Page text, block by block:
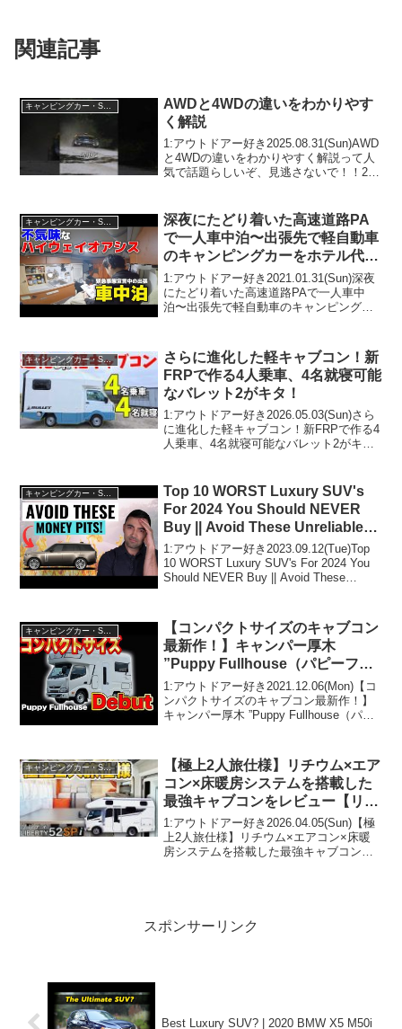
関連記事
キャンピングカー・SUV人気車種
AWDと4WDの違いをわかりやす
く解説
1:アウトドアー好き2025.08.31(Sun)AWD
と4WDの違いをわかりやすく解説って人
気で話題らしいぞ、見逃さないで！！2:
2025.08.31(...
キャンピングカー・SUV人気車種
深夜にたどり着いた高速道路PA
で一人車中泊〜出張先で軽自動車
のキャンピングカーをホテル代わ
りに使うおっさん冬物語〜
1:アウトドアー好き2021.01.31(Sun)深夜
にたどり着いた高速道路PAで一人車中
泊〜出張先で軽自動車のキャンピングカ
いで！！2:アウトドアー好き2021.01....
キャンピングカー・SUV人気車種
さらに進化した軽キャブコン！新
FRPで作る4人乗車、4名就寝可能
なバレット2がキタ！
1:アウトドアー好き2026.05.03(Sun)さら
に進化した軽キャブコン！新FRPで作る4
人乗車、4名就寝可能なバレット2がキ
2026.05.03(Sun)この動画は注目で...
キャンピングカー・SUV人気車種
Top 10 WORST Luxury SUV's
For 2024 You Should NEVER
Buy || Avoid These Unreliable
Money Pits
1:アウトドアー好き2023.09.12(Tue)Top
10 WORST Luxury SUV's For 2024 You
Should NEVER Buy || Avoid These
【コンパクトサイズのキャブコン
最新作！】キャンパー厚木
”Puppy Fullhouse（パピーフル
ハウス）”
1:アウトドアー好き2021.12.06(Mon)【コ
ンパクトサイズのキャブコン最新作！】
キャンパー厚木 ”Puppy Fullhouse（パピ
き2021.12.06...
キャンピングカー・SUV人気車種
【極上2人旅仕様】リチウム×エア
コン×床暖房システムを搭載した
最強キャブコンをレビュー【リバ
ティ52SPi】
1:アウトドアー好き2026.04.05(Sun)【極
上2人旅仕様】リチウム×エアコン×床暖
房システムを搭載した最強キャブコンを
スポンサーリンク
Best Luxury SUV? | 2020 BMW X5 M50i